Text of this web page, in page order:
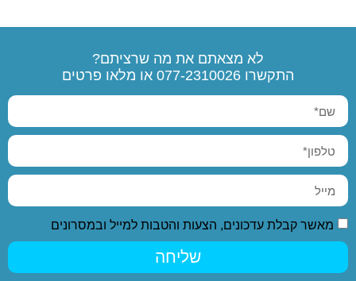
לא מצאתם את מה שרציתם?
התקשרו 077-2310026 או מלאו פרטים
מאשר קבלת עדכונים, הצעות והטבות למייל ובמסרונים
שליחה